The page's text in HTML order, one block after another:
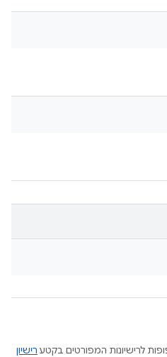
לרישיונות המפורטים בקטע רישיון